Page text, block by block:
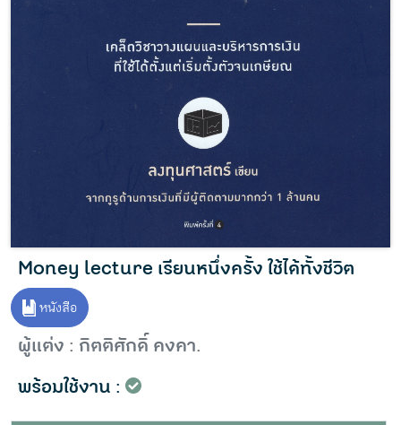
Money lecture เรียนหนึ่งครั้ง ใช้ได้ทั้งชีวิต
หนังสือ
ผู้แต่ง : กิตติศักดิ์ คงคา.
พร้อมใช้งาน :